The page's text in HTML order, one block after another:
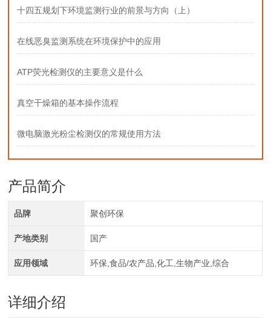
十四五规划下环境监测行业的前景与方向（上）
在线恶臭监测系统在环境保护中的应用
ATP荧光检测仪的主要意义是什么
真空干燥箱的基本操作流程
微电脑激光粉尘检测仪的常规使用方法
产品简介
品牌 聚创环保
产地类别 国产
应用领域 环保,食品/农产品,化工,生物产业,综合
详细介绍